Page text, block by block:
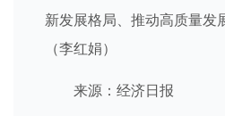
新发展格局、推动高质量发
（李红娟）
来源：经济日报